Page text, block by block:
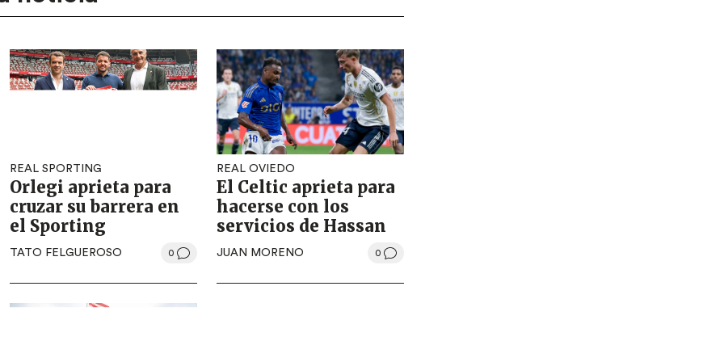
REAL SPORTING
Orlegi aprieta para
cruzar su barrera en
el Sporting
TATO FELGUEROSO 0
REAL OVIEDO
El Celtic aprieta para
hacerse con los
servicios de Hassan
JUAN MORENO 0